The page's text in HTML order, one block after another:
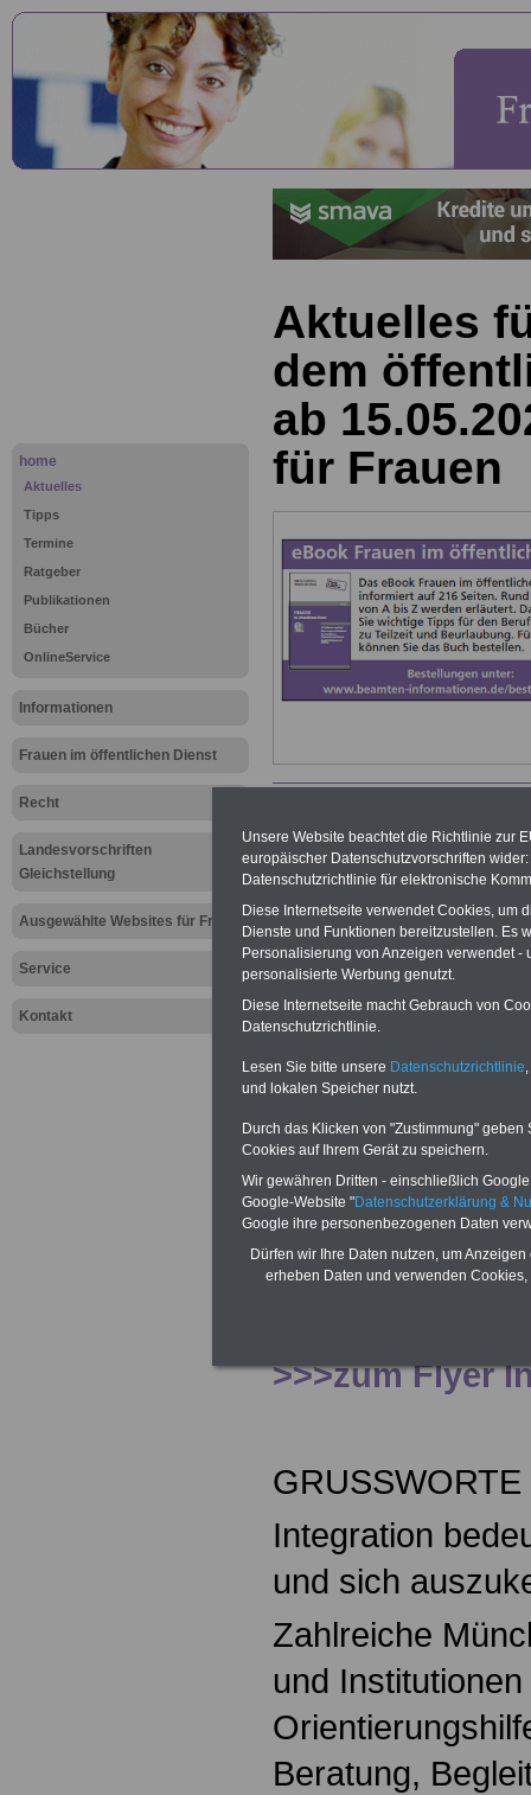
home
Aktuelles
Tipps
Termine
Ratgeber
Publikationen
Bücher
OnlineService
Informationen
Frauen im öffentlichen Dienst
Recht
Landesvorschriften
Gleichstellung
Ausgewählte Websites für Frauen
Service
Kontakt
Aktuelles
dem
ab
für Frauen
dieser Website
Infobörse
aller Welt |
Die Infobörse
Welt findet am
2025 von 10.00
Rathaus,
Hier finden Sie
>>>zum Flyer
Integration
und sich
Zahlreiche
und
Beratung,
Unsere Website beachtet die Richtlinie zur
europäischer Datenschutzvorschriften
Datenschutzrichtlinie für elektronische
Diese Internetseite verwendet Cookies, um
Dienste und Funktionen bereitzustellen. Es
Personalisierung von Anzeigen verwendet
personalisierte Werbung genutzt.
Diese Internetseite macht Gebrauch von
Datenschutzrichtlinie.
Lesen Sie bitte unsere Datenschutzrichtlinie
und lokalen Speicher nutzt.
Durch das Klicken von "Zustimmung"
Cookies auf Ihrem Gerät zu speichern.
Wir gewähren Dritten - einschließlich
Google-Website "Datenschutzerklärung &
Google ihre personenbezogenen Daten
Dürfen wir Ihre Daten nutzen, um
erheben Daten und verwenden